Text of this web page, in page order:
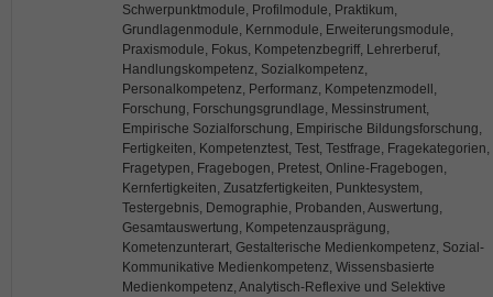
Schwerpunktmodule, Profilmodule, Praktikum,
Grundlagenmodule, Kernmodule, Erweiterungsmodule,
Praxismodule, Fokus, Kompetenzbegriff, Lehrerberuf,
Handlungskompetenz, Sozialkompetenz,
Personalkompetenz, Performanz, Kompetenzmodell,
Forschung, Forschungsgrundlage, Messinstrument,
Empirische Sozialforschung, Empirische Bildungsforschung,
Fertigkeiten, Kompetenztest, Test, Testfrage, Fragekategorien,
Fragetypen, Fragebogen, Pretest, Online-Fragebogen,
Kernfertigkeiten, Zusatzfertigkeiten, Punktesystem,
Testergebnis, Demographie, Probanden, Auswertung,
Gesamtauswertung, Kompetenzausprägung,
Kometenzunterart, Gestalterische Medienkompetenz, Sozial-
Kommunikative Medienkompetenz, Wissensbasierte
Medienkompetenz, Analytisch-Reflexive und Selektive